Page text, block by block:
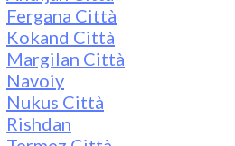
Fergana Città
Kokand Città
Margilan Città
Navoiy
Nukus Città
Rishdan